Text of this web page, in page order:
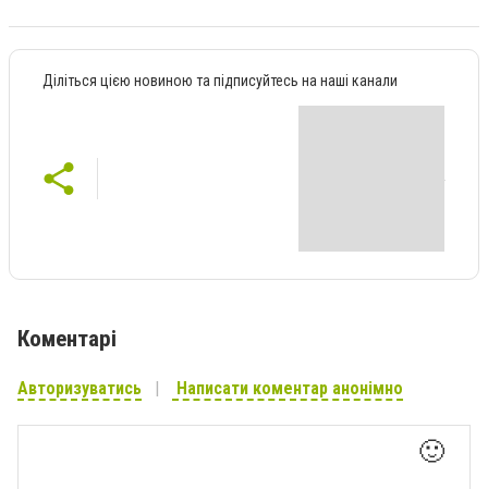
Діліться цією новиною та підписуйтесь на наші канали
Коментарі
Авторизуватись Написати коментар анонімно
🙂